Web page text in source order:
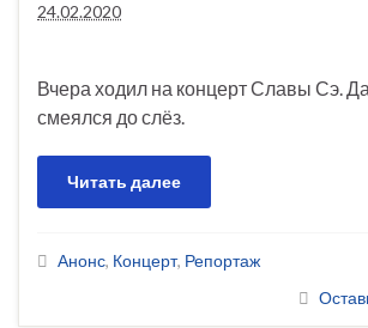
24.02.2020
Вчера ходил на концерт Славы Сэ.
смеялся до слёз.
Читать далее
Анонс, Концерт, Репортаж